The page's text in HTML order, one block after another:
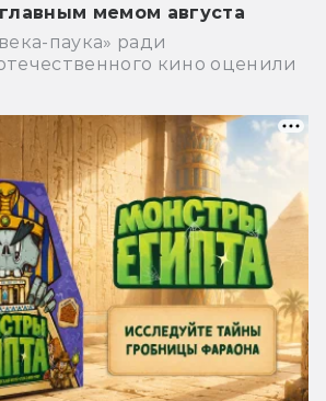
мемом августа
паука» ради
кино оценили